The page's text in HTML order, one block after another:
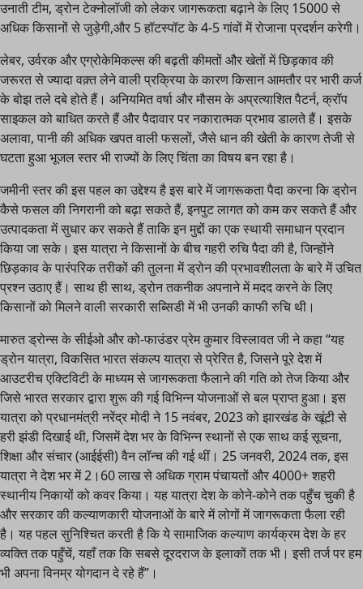
उनाती टीम, ड्रोन टेक्नोलॉजी को लेकर जागरूकता बढ़ाने के लिए 15000 से
अधिक किसानों से जुड़ेगी,और 5 हॉटस्पॉट के 4-5 गांवों में रोजाना प्रदर्शन करेगी।
लेबर, उर्वरक और एग्रोकेमिकल्स की बढ़ती कीमतों और खेतों में छिड़काव की
जरूरत से ज्यादा वक़्त लेने वाली प्रक्रिया के कारण किसान आमतौर पर भारी कर्ज
के बोझ तले दबे होते हैं। अनियमित वर्षा और मौसम के अप्रत्याशित पैटर्न, क्रॉप
साइकल को बाधित करते हैं और पैदावार पर नकारात्मक प्रभाव डालते हैं। इसके
अलावा, पानी की अधिक खपत वाली फसलों, जैसे धान की खेती के कारण तेजी से
घटता हुआ भूजल स्तर भी राज्यों के लिए चिंता का विषय बन रहा है।
जमीनी स्तर की इस पहल का उद्देश्य है इस बारे में जागरूकता पैदा करना कि ड्रोन
कैसे फसल की निगरानी को बढ़ा सकते हैं, इनपुट लागत को कम कर सकते हैं और
उत्पादकता में सुधार कर सकते हैं ताकि इन मुद्दों का एक स्थायी समाधान प्रदान
किया जा सके। इस यात्रा ने किसानों के बीच गहरी रुचि पैदा की है, जिन्होंने
छिड़काव के पारंपरिक तरीकों की तुलना में ड्रोन की प्रभावशीलता के बारे में उचित
प्रश्न उठाए हैं। साथ ही साथ, ड्रोन तकनीक अपनाने में मदद करने के लिए
किसानों को मिलने वाली सरकारी सब्सिडी में भी उनकी काफी रुचि थी।
मारुत ड्रोन्स के सीईओ और को-फाउंडर प्रेम कुमार विस्लावत जी ने कहा “यह
ड्रोन यात्रा, विकसित भारत संकल्प यात्रा से प्रेरित है, जिसने पूरे देश में
आउटरीच एक्टिविटी के माध्यम से जागरूकता फैलाने की गति को तेज किया और
जिसे भारत सरकार द्वारा शुरू की गई विभिन्न योजनाओं से बल प्राप्त हुआ। इस
यात्रा को प्रधानमंत्री नरेंद्र मोदी ने 15 नवंबर, 2023 को झारखंड के खूंटी से
हरी झंडी दिखाई थी, जिसमें देश भर के विभिन्न स्थानों से एक साथ कई सूचना,
शिक्षा और संचार (आईईसी) वैन लॉन्च की गई थीं। 25 जनवरी, 2024 तक, इस
यात्रा ने देश भर में 2।60 लाख से अधिक ग्राम पंचायतों और 4000+ शहरी
स्थानीय निकायों को कवर किया। यह यात्रा देश के कोने-कोने तक पहुँच चुकी है
और सरकार की कल्याणकारी योजनाओं के बारे में लोगों में जागरूकता फैला रही
है। यह पहल सुनिश्चित करती है कि ये सामाजिक कल्याण कार्यक्रम देश के हर
व्यक्ति तक पहुँचें, यहाँ तक कि सबसे दूरदराज के इलाकों तक भी। इसी तर्ज पर हम
भी अपना विनम्र योगदान दे रहे हैं”।